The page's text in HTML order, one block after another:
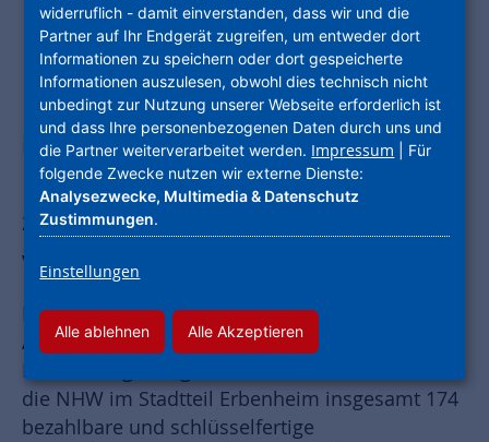
Die Unternehmensgruppe Nassauische
Heimstätte | Wohnstadt baut
insgesamt 174 bezahlbare
Mietwohnungen, die Wohnungen im
zweiten Bauabschnitt werden nun
vermietet.
Die Wohnungen des zweiten Bauabschnitts der
Antonia Gärten in Wiesbaden-Erbenheim sind in
Kürze bezugsfertig. Die Traumhaus AG baut für
die NHW im Stadtteil Erbenheim insgesamt 174
bezahlbare und schlüsselfertige
widerruflich - damit einverstanden, dass wir und die
Partner auf Ihr Endgerät zugreifen, um entweder dort
Informationen zu speichern oder dort gespeicherte
Informationen auszulesen, obwohl dies technisch nicht
unbedingt zur Nutzung unserer Webseite erforderlich ist
und dass Ihre personenbezogenen Daten durch uns und
die Partner weiterverarbeitet werden. Impressum | Für
folgende Zwecke nutzen wir externe Dienste:
Analysezwecke, Multimedia & Datenschutz
Zustimmungen.
Einstellungen
Alle ablehnen Alle Akzeptieren